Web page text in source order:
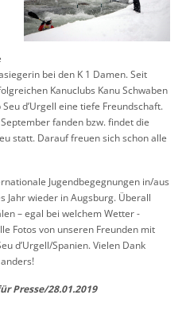
bei den K 1 Damen. Seit
Kanuclubs Kanu Schwaben
d’Urgell eine tiefe Freundschaft.
fanden bzw. findet die
statt. Darauf freuen sich schon alle
Jugendbegegnungen in/aus
Jahr wieder in Augsburg. Überall
– egal bei welchem Wetter -
Fotos von unseren Freunden mit
d’Urgell/Spanien. Vielen Dank
Presse/28.01.2019